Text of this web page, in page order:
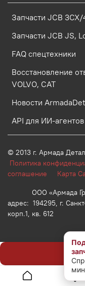
Запчасти JCB 3CX/
Запчасти JCB JS,
FAQ спецтехники
Восстановление
VOLVO, CAT
Новости
API для ИИ-агентов
© 2013 г. Армада
Политика
соглашение Карта
ООО «Армада
адрес: 194295, г.
корп.1, кв. 612